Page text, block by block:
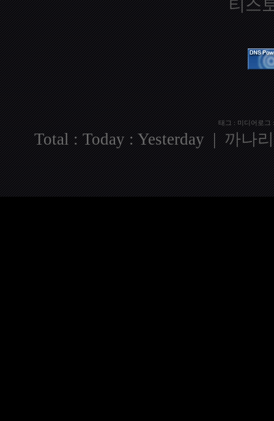
티스
태그:미디어로그
Total :Today :Yesterday | 까나리